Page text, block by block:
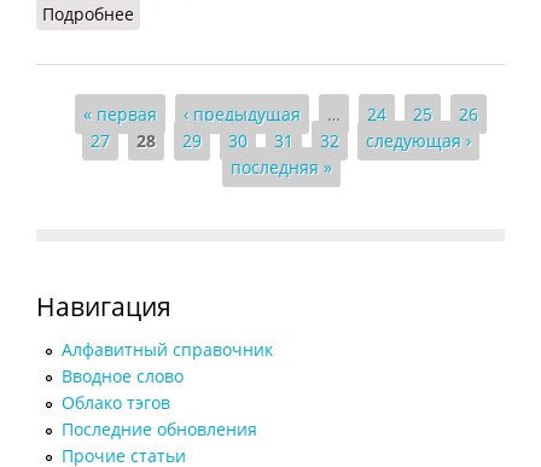
Подробнее
Страницы
« первая ‹ предыдущая … 24 25
26
27
28 29 30 31 32
следующая ›
последняя »
Навигация
Алфавитный справочник
Вводное слово
Облако тэгов
Последние обновления
Прочие статьи